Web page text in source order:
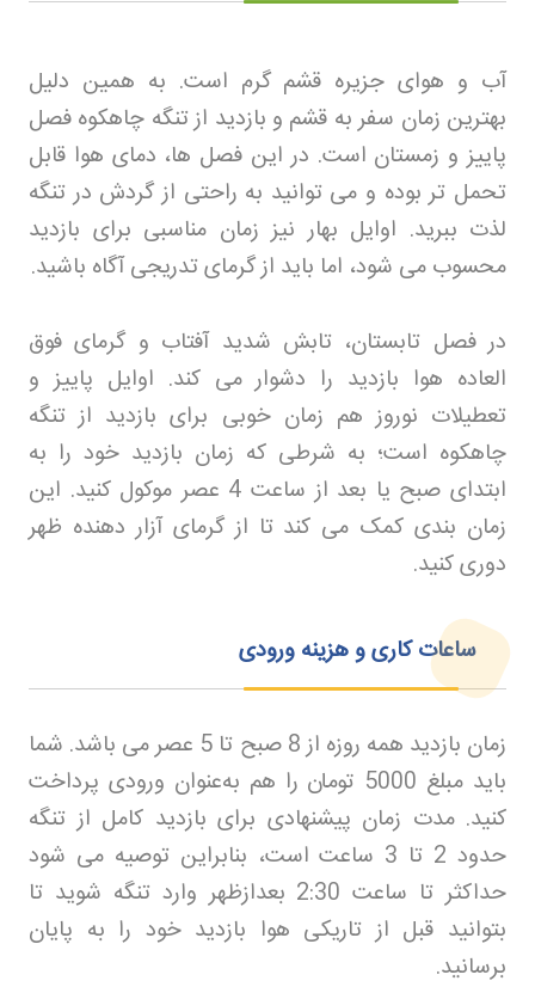
آب و هوای جزیره قشم گرم است. به همین دلیل
بهترین زمان سفر به قشم و بازدید از تنگه چاهکوه فصل
پاییز و زمستان است. در این فصل‌ ها، دمای هوا قابل
تحمل‌ تر بوده و می‌ توانید به راحتی از گردش در تنگه
لذت ببرید. اوایل بهار نیز زمان مناسبی برای بازدید
محسوب می‌ شود، اما باید از گرمای تدریجی آگاه باشید.
در فصل تابستان، تابش شدید آفتاب و گرمای فوق‌
العاده هوا بازدید را دشوار می‌ کند. اوایل پاییز و
تعطیلات نوروز هم زمان خوبی برای بازدید از تنگه
چاهکوه است؛ به شرطی که زمان بازدید خود را به
ابتدای صبح یا بعد از ساعت 4 عصر موکول کنید. این
زمان‌ بندی کمک می‌ کند تا از گرمای آزار دهنده ظهر
دوری کنید.
ساعات کاری و هزینه ورودی
زمان بازدید همه روزه از 8 صبح تا 5 عصر می باشد. شما
باید مبلغ 5000 تومان را هم به‌عنوان ورودی پرداخت
کنید. مدت زمان پیشنهادی برای بازدید کامل از تنگه
حدود 2 تا 3 ساعت است، بنابراین توصیه می‌ شود
حداکثر تا ساعت 2:30 بعدازظهر وارد تنگه شوید تا
بتوانید قبل از تاریکی هوا بازدید خود را به پایان
برسانید.